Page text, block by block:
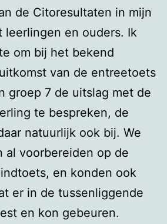
de Citoresultaten in mijn
leerlingen en ouders. Ik
om bij het bekend
van de entreetoets
groep 7 de uitslag met de
te bespreken, de
natuurlijk ook bij. We
al voorbereiden op de
en konden ook
er in de tussenliggende
en kon gebeuren.